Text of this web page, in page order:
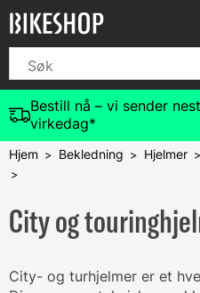
Bestill nå – vi sender
virkedag*
Hjem > Bekledning > Hjelmer
>
City og
City- og turhjelmer er et